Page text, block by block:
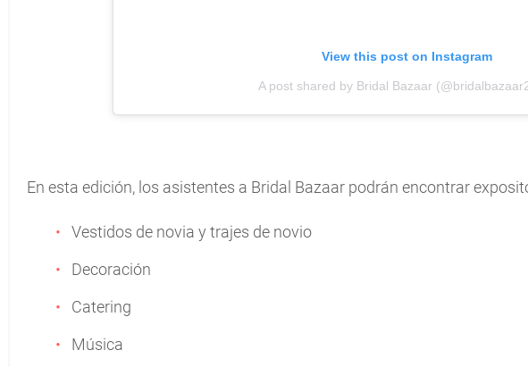
View this post on Instagram
A post shared by Bridal Bazaar
En esta edición, los asistentes a Bridal Bazaar podrán encontrar
Vestidos de novia y trajes de novio
Decoración
Catering
Música